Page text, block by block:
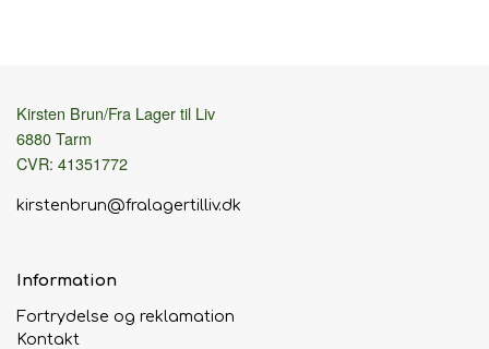
Kirsten Brun/Fra Lager til Liv
6880 Tarm
CVR: 41351772
kirstenbrun@fralagertilliv.dk
Information
Fortrydelse og reklamation
Kontakt